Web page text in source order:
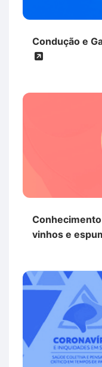
Condução e
vinhos e